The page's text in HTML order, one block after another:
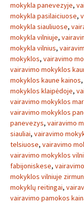
mokykla panevezyje,
mokykla pasilaiciuose,
mokykla siauliuose,
mokykla vilniuje,
mokykla vilnius,
mokyklos, vairavimo
vairavimo mokyklos
mokyklos kaune kainos,
mokyklos klaipėdoje,
vairavimo mokyklos
vairavimo mokyklos
panevezys, vairavimo
siauliai, vairavimo
telsiuose, vairavimo
vairavimo mokyklos
fabijoniskese,
mokyklos vilniuje
mokyklų reitingai,
vairavimo pamokos